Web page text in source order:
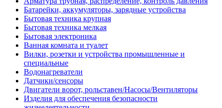
Батарейки, аккумуляторы, зарядные устройства
Бытовая техника крупная
Бытовая техника мелкая
Бытовая электроника
Ванная комната и туалет
Вилки, розетки и устройства промышленные и
специальные
Водонагреватели
Датчики/сенсоры
Двигатели ворот, рольставен/Насосы/Вентиляторы
Изделия для обеспечения безопасности